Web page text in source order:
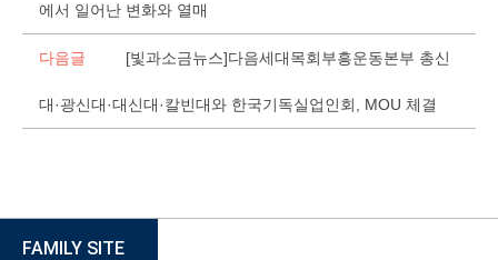
에서 일어난 변화와 열매
다음글 [빛과소금뉴스]다음세대목회부흥운동본부 총신
대·광신대·대신대·칼빈대와 한국기독실업인회, MOU 체결
FAMILY SITE